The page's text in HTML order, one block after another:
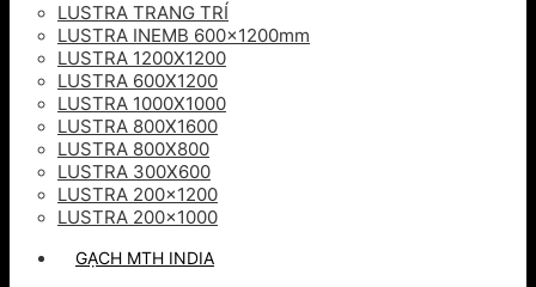
LUSTRA TRANG TRÍ
LUSTRA INEMB 600x1200mm
LUSTRA 1200X1200
LUSTRA 600X1200
LUSTRA 1000X1000
LUSTRA 800X1600
LUSTRA 800X800
LUSTRA 300X600
LUSTRA 200×1200
LUSTRA 200×1000
GẠCH MTH INDIA